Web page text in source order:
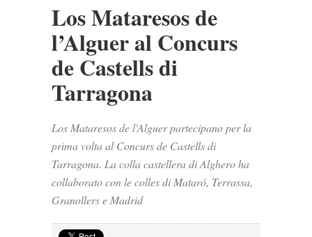
Los Mataresos de
l’Alguer al Concurs
de Castells di
Tarragona
Los Mataresos de l'Alguer partecipano per la
prima volta al Concurs de Castells di
Tarragona. La colla castellera di Alghero ha
collaborato con le colles di Mataró, Terrassa,
Granollers e Madrid